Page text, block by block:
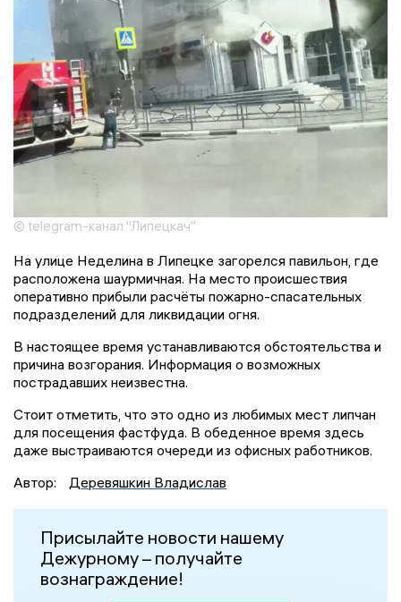
© telegram-канал "Липецкач"
На улице Неделина в Липецке загорелся павильон, где
расположена шаурмичная. На место происшествия
оперативно прибыли расчёты пожарно-спасательных
подразделений для ликвидации огня.
В настоящее время устанавливаются обстоятельства и
причина возгорания. Информация о возможных
пострадавших неизвестна.
Стоит отметить, что это одно из любимых мест липчан
для посещения фастфуда. В обеденное время здесь
даже выстраиваются очереди из офисных работников.
Автор:
Деревяшкин Владислав
Присылайте новости нашему
Дежурному – получайте
вознаграждение!